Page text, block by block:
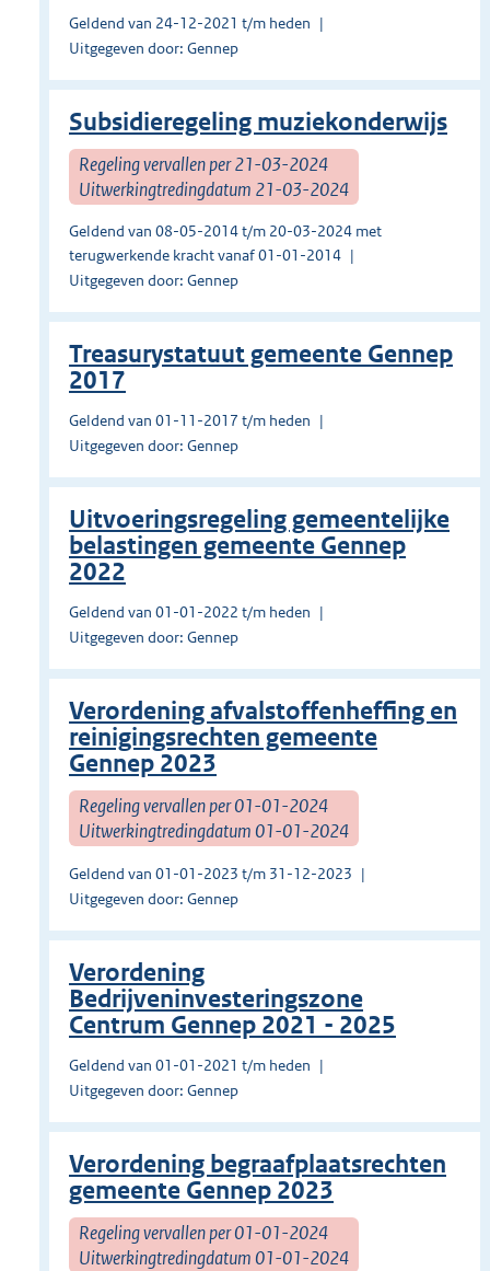
Geldend van 24-12-2021 t/m heden
Uitgegeven door: Gennep
Subsidieregeling muziekonderwijs
Regeling vervallen per 21-03-2024
Uitwerkingtredingdatum 21-03-2024
Geldend van 08-05-2014 t/m 20-03-2024 met
terugwerkende kracht vanaf 01-01-2014
Uitgegeven door: Gennep
Treasurystatuut gemeente Gennep
2017
Geldend van 01-11-2017 t/m heden
Uitgegeven door: Gennep
Uitvoeringsregeling gemeentelijke
belastingen gemeente Gennep
2022
Geldend van 01-01-2022 t/m heden
Uitgegeven door: Gennep
Verordening afvalstoffenheffing en
reinigingsrechten gemeente
Gennep 2023
Regeling vervallen per 01-01-2024
Uitwerkingtredingdatum 01-01-2024
Geldend van 01-01-2023 t/m 31-12-2023
Uitgegeven door: Gennep
Verordening
Bedrijveninvesteringszone
Centrum Gennep 2021 - 2025
Geldend van 01-01-2021 t/m heden
Uitgegeven door: Gennep
Verordening begraafplaatsrechten
gemeente Gennep 2023
Regeling vervallen per 01-01-2024
Uitwerkingtredingdatum 01-01-2024